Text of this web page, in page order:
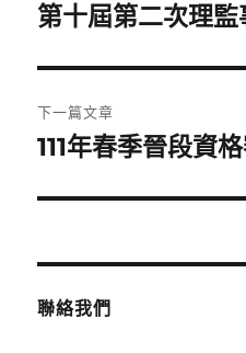
章
覽
上
篇
文
章:
第十屆第二次理監
下一篇文章
下
篇
章:
111年春季晉段資
聯絡我們